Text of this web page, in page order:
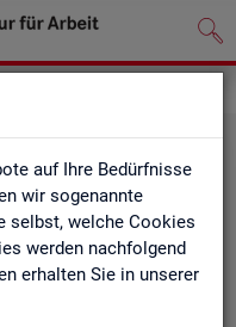
auf Ihre Bedürfnisse
wir sogenannte
selbst, welche Cookies
werden nachfolgend
erhalten Sie in unserer